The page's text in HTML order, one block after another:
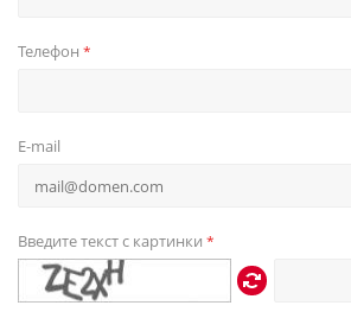
Телефон *
E-mail
Введите текст с картинки *